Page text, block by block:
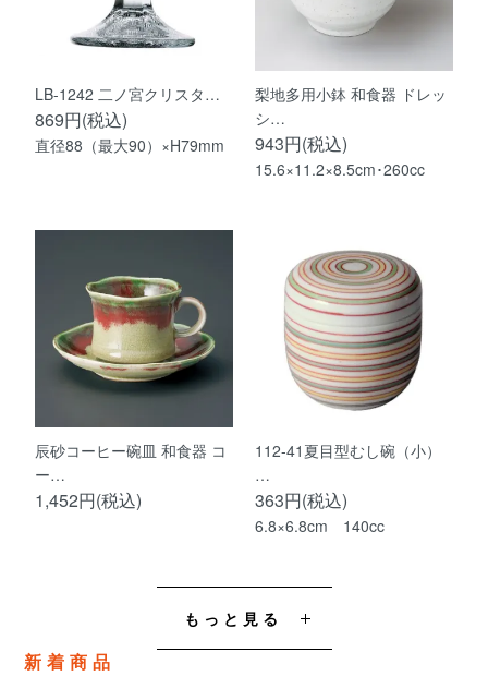
LB-1242 二ノ宮クリスタ…
869円(税込)
直径88（最大90）×H79mm
梨地多用小鉢 和食器 ドレッ
シ…
943円(税込)
15.6×11.2×8.5cm･260cc
辰砂コーヒー碗皿 和食器 コ
ー…
1,452円(税込)
112-41夏目型むし碗（小）
…
363円(税込)
6.8×6.8cm 140cc
もっと見る
新着商品